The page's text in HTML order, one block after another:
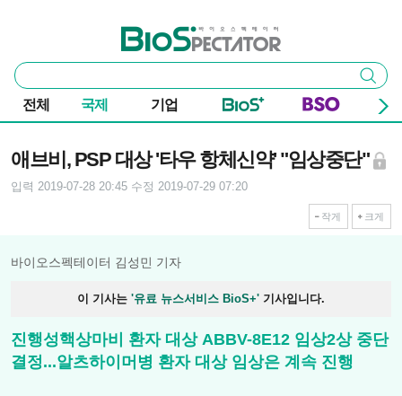
바이오스펙테이터
통
합
검
색
검색
전체 국제 기업
애브비, PSP 대상 '타우 항체신약' "임상중단"
입력 2019-07-28 20:45 수정 2019-07-29 07:20
작게 크게
바이오스펙테이터 김성민 기자
이 기사는 '유료 뉴스서비스 BioS+' 기사입니다.
진행성핵상마비 환자 대상 ABBV-8E12 임상2상 중단
결정...알츠하이머병 환자 대상 임상은 계속 진행